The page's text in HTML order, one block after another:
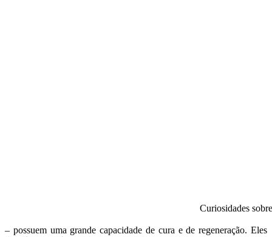
Curiosidades
– possuem uma grande capacidade de cura e de regeneração. Eles